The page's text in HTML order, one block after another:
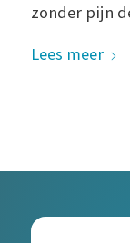
zonder pijn
Lees meer